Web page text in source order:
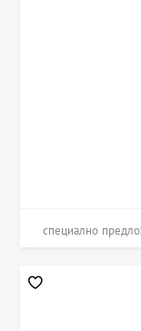
специално